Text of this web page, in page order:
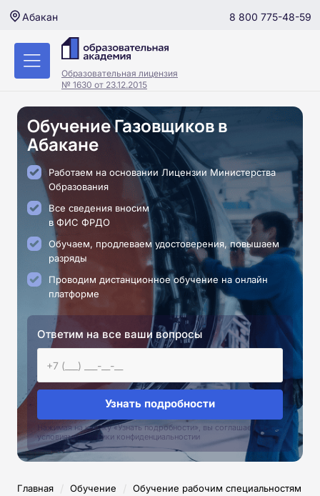
Абакан 8 800 775-48-59
Образовательная лицензия
№ 1630 от 23.12.2015
Обучение Газовщиков в
Абакане
Работаем на основании Лицензии Министерства
Образования
Все сведения вносим
в ФИС ФРДО
Обучаем, продлеваем удостоверения, повышаем
разряды
Проводим дистанционное обучение на онлайн
платформе
Ответим на все ваши вопросы
Узнать подробности
Нажимая на кнопку «Узнать подробности», вы соглашаетесь с
условиями политики конфиденциальностии
Главная / Обучение / Обучение рабочим специальностям